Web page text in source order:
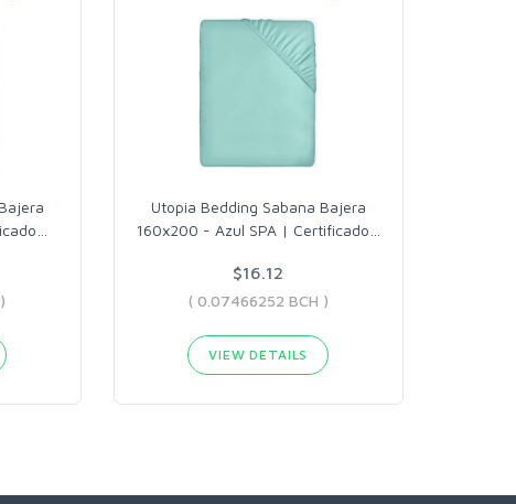
Utopia Bedding Sabana Bajera
160x200 - Azul SPA | Certificado
$16.12
( 0.07466252 BCH )
VIEW DETAILS